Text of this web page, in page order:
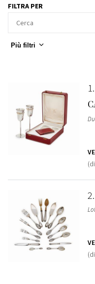
FILTRA PER
Più filtri
1
2